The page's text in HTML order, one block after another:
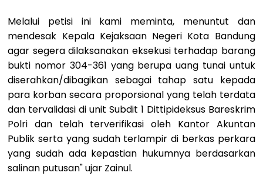
Melalui petisi ini kami meminta, menuntut dan
mendesak Kepala Kejaksaan Negeri Kota Bandung
agar segera dilaksanakan eksekusi terhadap barang
bukti nomor 304-361 yang berupa uang tunai untuk
diserahkan/dibagikan sebagai tahap satu kepada
para korban secara proporsional yang telah terdata
dan tervalidasi di unit Subdit 1 Dittipideksus Bareskrim
Polri dan telah terverifikasi oleh Kantor Akuntan
Publik serta yang sudah terlampir di berkas perkara
yang sudah ada kepastian hukumnya berdasarkan
salinan putusan" ujar Zainul.